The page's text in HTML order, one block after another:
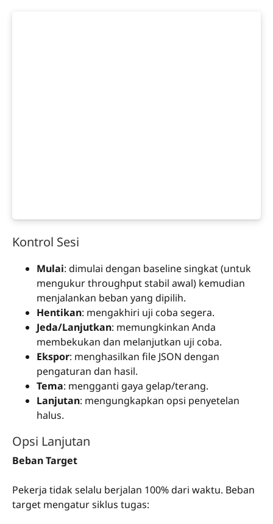
Kontrol Sesi
Mulai: dimulai dengan baseline singkat (untuk
mengukur throughput stabil awal) kemudian
menjalankan beban yang dipilih.
Hentikan: mengakhiri uji coba segera.
Jeda/Lanjutkan: memungkinkan Anda
membekukan dan melanjutkan uji coba.
Ekspor: menghasilkan file JSON dengan
pengaturan dan hasil.
Tema: mengganti gaya gelap/terang.
Lanjutan: mengungkapkan opsi penyetelan
halus.
Opsi Lanjutan
Beban Target
Pekerja tidak selalu berjalan 100% dari waktu. Beban
target mengatur siklus tugas: